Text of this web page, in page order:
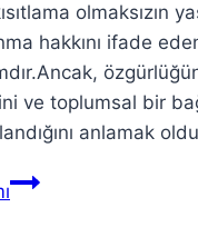
olmaksızın
hakkını ifade
ve toplumsal bir
anlamak
Mutlak